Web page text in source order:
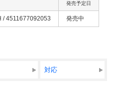
発売予定日
/ 4511677092053 発売中
対応